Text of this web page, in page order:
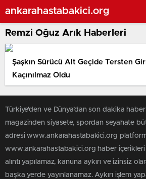
ankarahastabakici.org
Remzi Oğuz Arık Haberleri
Şaşkın Sürücü Alt Geçide Tersten
Kaçınılmaz Oldu
Türkiye'den ve Dünya’dan son dakika
magazinden siyasete, spordan seyahate
adresi www.ankarahastabakici.org
www.ankarahastabakici.org haber
alıntı yapılamaz, kanuna aykırı ve izinsiz
başka yerde yayınlanamaz. Aykırı işlem